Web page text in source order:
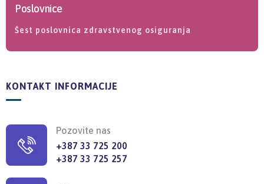
Poslovnice
Šest poslovnica zdravstvenog osiguranja
KONTAKT INFORMACIJE
Pozovite nas
+387 33 725 200
+387 33 725 257